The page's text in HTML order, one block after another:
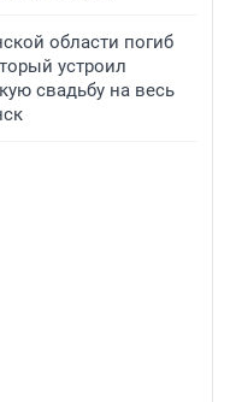
области погиб
устроил
свадьбу на весь